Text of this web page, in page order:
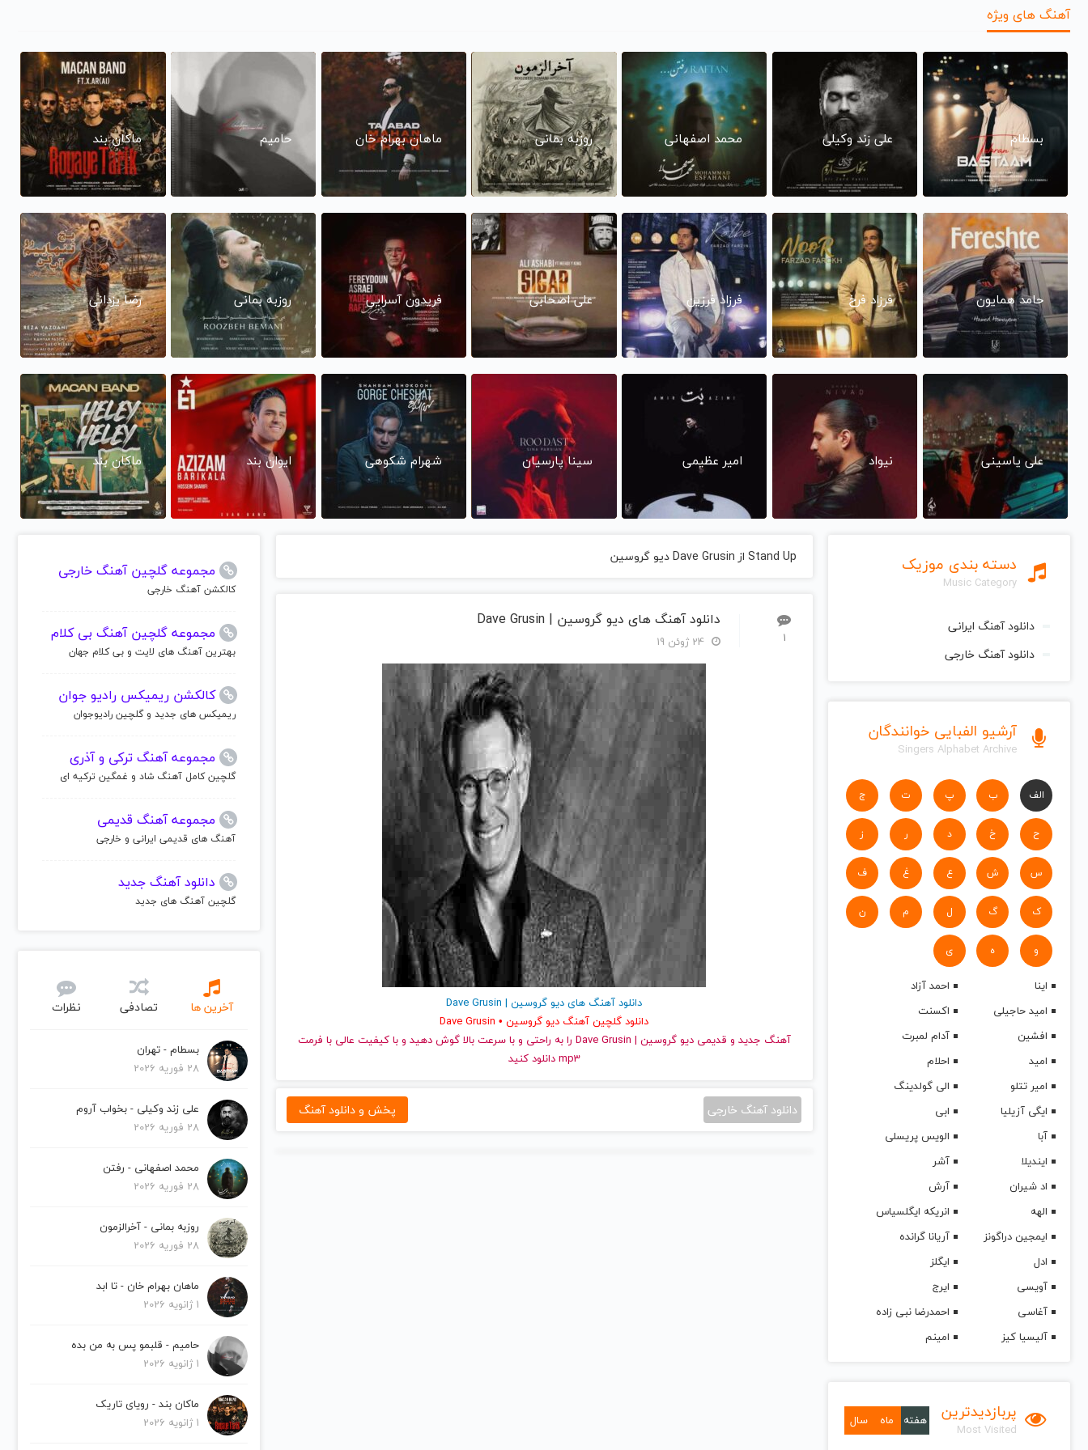
آهنگ های ویژه
بسطام علی زند وکیلی محمد اصفهانی روزبه بمانی ماهان بهرام خان حامیم ماکان بند
حامد همایون فرزاد فرخ فرزاد فرزین علی اصحابی فریدون آسرایی روزبه بمانی رضا یزدانی
علی یاسینی نیواد امیر عظیمی سینا پارسیان شهرام شکوهی ایوان بند ماکان بند
دسته بندی موزیک
Music Category
دانلود آهنگ ایرانی
دانلود آهنگ خارجی
آرشیو الفبایی خوانندگان
Singers Alphabet Archive
الف ب پ ت ج
ح خ د ر ز
س ش ع غ ف
ک گ ل م ن
و ه ی
اینا
احمد آزاد
امید حاجیلی
اکسنت
افشین
آدام لمبرت
امید
احلام
امیر تتلو
الی گولدینگ
ایگی آزیلیا
ابی
آبا
الویس پریسلی
ایندیلا
آشر
اد شیران
آرش
الهه
انریکه ایگلسیاس
ایمجین دراگونز
آریانا گرانده
ادل
ایگلز
آویسی
ایرج
آغاسی
احمدرضا نبی زاده
آلیسیا کیز
امینم
پربازدیدترین
Most Visited
هفته ماه سال
Stand Up از Dave Grusin دیو گروسین
1
دانلود آهنگ های دیو گروسین | Dave Grusin
دانلود آهنگ های دیو گروسین | Dave Grusin
دانلود گلچین آهنگ دیو گروسین • Dave Grusin
آهنگ جدید
و قدیمی دیو گروسین | Dave Grusin را به راحتی و با سرعت بالا گوش دهید و با کیفیت عالی با فرمت
mp3 دانلود کنید
دانلود آهنگ خارجی پخش و دانلود آهنگ
مجموعه گلچین آهنگ خارجی
کالکشن آهنگ خارجی
مجموعه گلچین آهنگ بی کلام
بهترین آهنگ های لایت و بی کلام جهان
کالکشن ریمیکس رادیو جوان
ریمیکس های جدید و گلچین رادیوجوان
مجموعه آهنگ ترکی و آذری
گلچین کامل آهنگ شاد و غمگین ترکیه ای
مجموعه آهنگ قدیمی
آهنگ های قدیمی ایرانی و خارجی
دانلود آهنگ جدید
گلچین آهنگ های جدید
آخرین ها تصادفی نظرات
بسطام - تهران
28 فوریه 2026
علی زند وکیلی - بخواب آروم
28 فوریه 2026
محمد اصفهانی - رفتن
28 فوریه 2026
روزبه بمانی - آخرالزمون
28 فوریه 2026
ماهان بهرام خان - تا ابد
1 ژانویه 2026
حامیم - قلبمو پس به من بده
1 ژانویه 2026
ماکان بند - رویای تاریک
1 ژانویه 2026